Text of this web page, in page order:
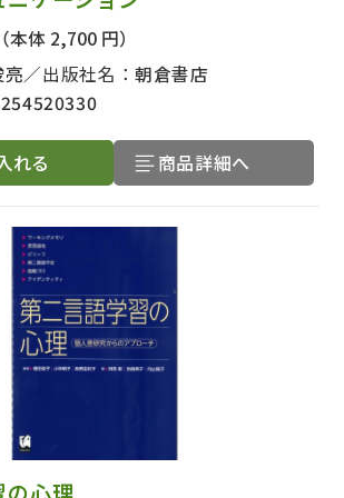
（本体 2,700 円）
亮 出版社名：朝倉書店
れる 商品詳細へ